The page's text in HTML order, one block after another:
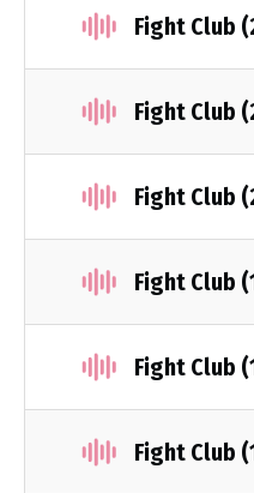
Fight Club
Fight Club
Fight Club
Fight Club
Fight Club
Fight Club